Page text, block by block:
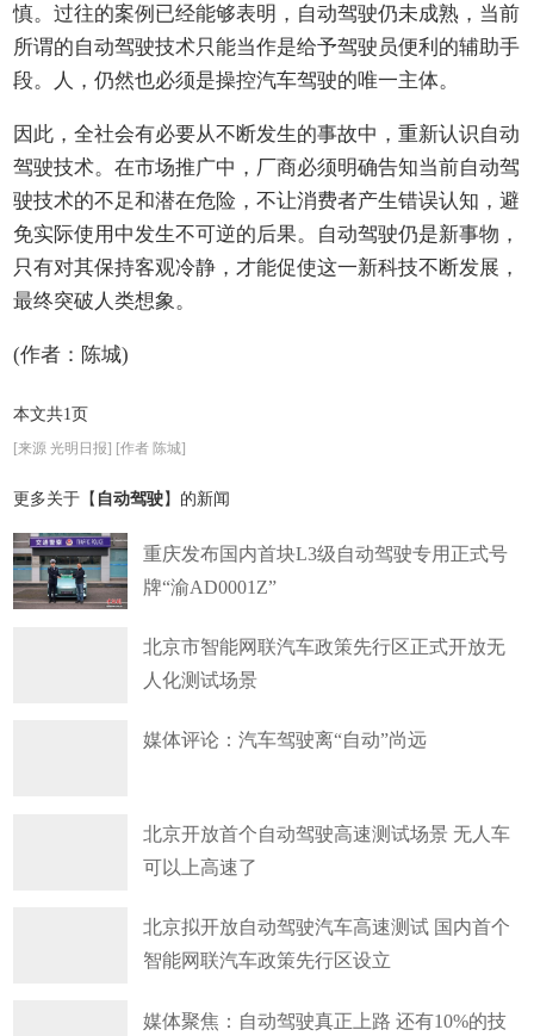
慎。过往的案例已经能够表明，自动驾驶仍未成熟，当前
所谓的自动驾驶技术只能当作是给予驾驶员便利的辅助手
段。人，仍然也必须是操控汽车驾驶的唯一主体。
因此，全社会有必要从不断发生的事故中，重新认识自动
驾驶技术。在市场推广中，厂商必须明确告知当前自动驾
驶技术的不足和潜在危险，不让消费者产生错误认知，避
免实际使用中发生不可逆的后果。自动驾驶仍是新事物，
只有对其保持客观冷静，才能促使这一新科技不断发展，
最终突破人类想象。
(作者：陈城)
本文共1页
[来源 光明日报] [作者 陈城]
更多关于【 自动驾驶】的新闻
重庆发布国内首块L3级自动驾驶专用正式号
牌“渝AD0001Z”
北京市智能网联汽车政策先行区正式开放无
人化测试场景
媒体评论：汽车驾驶离“自动”尚远
北京开放首个自动驾驶高速测试场景 无人车
可以上高速了
北京拟开放自动驾驶汽车高速测试 国内首个
智能网联汽车政策先行区设立
媒体聚焦：自动驾驶真正上路 还有10%的技